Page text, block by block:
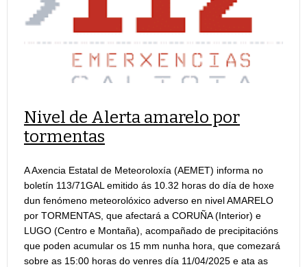
Nivel de Alerta amarelo por
tormentas
A Axencia Estatal de Meteoroloxía (AEMET) informa no
boletín 113/71GAL emitido ás 10.32 horas do día de hoxe
dun fenómeno meteorolóxico adverso en nivel AMARELO
por TORMENTAS, que afectará a CORUÑA (Interior) e
LUGO (Centro e Montaña), acompañado de precipitacións
que poden acumular os 15 mm nunha hora, que comezará
sobre as 15:00 horas do venres día 11/04/2025 e ata as